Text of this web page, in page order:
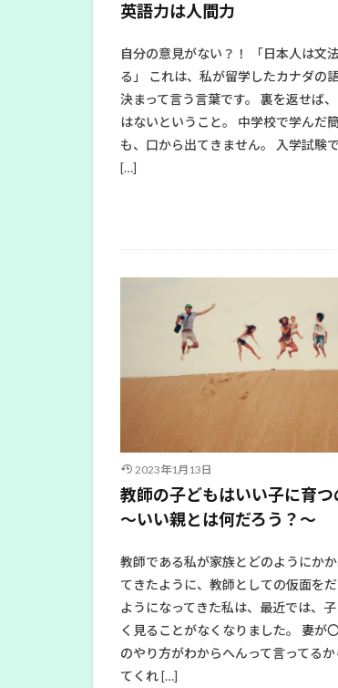
英語力は人間力
自分の意見がない？！ 「日本人は文
る」 これは、私が留学したカナダの
決まって言う言葉です。 裏を返せば
はないということ。 中学校で学んだ
も、口から出てきません。 入学試験
[…]
2023年1月13日
教師の子どもはいい子に育つ
〜いい親とは何だろう？〜
教師である私が家族とどのようにか
てきたように、教師としての仮面を
ようになってきた私は、最近では、
く見ることがなくなりました。 妻が
のやり方がわからへんって言ってる
てくれ […]